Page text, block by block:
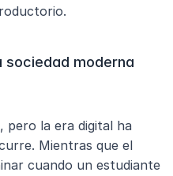
sociedad moderna
pero la era digital ha
Mientras que el
cuando un estudiante